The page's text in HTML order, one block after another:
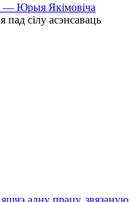
— Юрыя Якімовіча
сілу асэнсаваць
адну працу, звязаную